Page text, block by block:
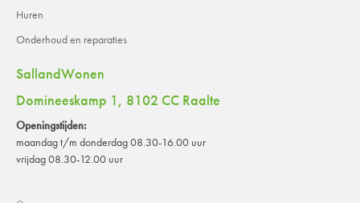
Huren
Onderhoud en reparaties
SallandWonen
Domineeskamp 1, 8102 CC Raalte
Openingstijden:
maandag t/m donderdag 08.30-16.00 uur
vrijdag 08.30-12.00 uur